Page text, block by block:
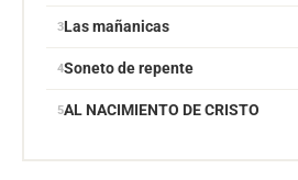
Las mañanicas
Soneto de repente
AL NACIMIENTO DE CRISTO